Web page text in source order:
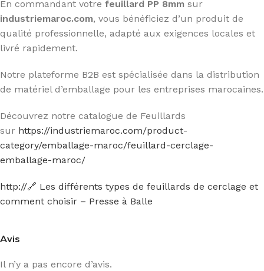
En commandant votre feuillard PP 8mm sur
industriemaroc.com, vous bénéficiez d’un produit de
qualité professionnelle, adapté aux exigences locales et
livré rapidement.
Notre plateforme B2B est spécialisée dans la distribution
de matériel d’emballage pour les entreprises marocaines.
Découvrez notre catalogue de Feuillards
sur https://industriemaroc.com/product-
category/emballage-maroc/feuillard-cerclage-
emballage-maroc/
http://🔗 Les différents types de feuillards de cerclage et
comment choisir – Presse à Balle
Avis
Il n’y a pas encore d’avis.